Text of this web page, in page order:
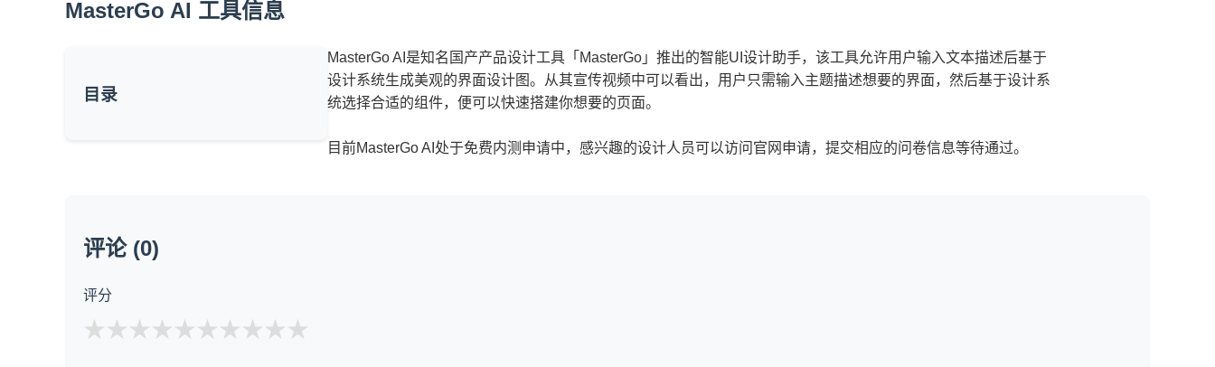
MasterGo AI 工具信息
目录
MasterGo AI是知名国产产品设计工具「MasterGo」推出的智能UI设计助手，该工具允许用户输入文本描述后基于
设计系统生成美观的界面设计图。从其宣传视频中可以看出，用户只需输入主题描述想要的界面，然后基于设计系
统选择合适的组件，便可以快速搭建你想要的页面。
目前MasterGo AI处于免费内测申请中，感兴趣的设计人员可以访问官网申请，提交相应的问卷信息等待通过。
评论 (0)
评分
★ ★ ★ ★ ★